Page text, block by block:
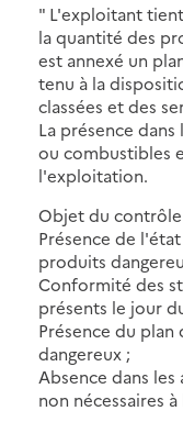
" L'exploitant
la quantité des
est annexé un
tenu à la
classées et des
La présence
ou combustibles
l'exploitation.
Objet du
Présence de
produits
Conformité des
présents le jour
Présence du
dangereux ;
Absence dans
non nécessaires